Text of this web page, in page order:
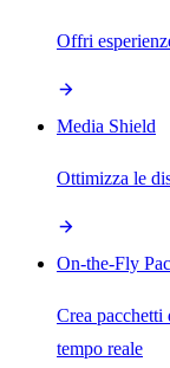
Offri
Media Shield
Ottimizza le
On-the-Fly
Crea
tempo reale